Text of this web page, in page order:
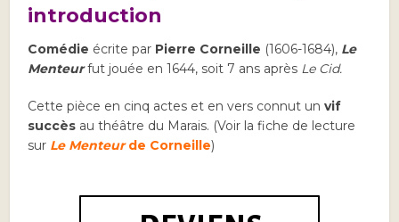
introduction
Comédie écrite par Pierre Corneille (1606-1684), Le
Menteurfut jouée en 1644, soit 7 ans après Le Cid.
Cette pièce en cinq actes et en vers connut unvif
succès au théâtre du Marais. (Voir la fiche de lecture
sur Le Menteurde Corneille)